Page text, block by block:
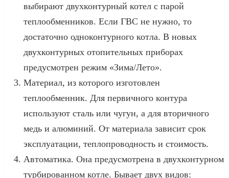
выбирают двухконтурный котел с парой
теплообменников. Если ГВС не нужно, то
достаточно одноконтурного котла. В новых
двухконтурных отопительных приборах
предусмотрен режим «Зима/Лето».
Материал, из которого изготовлен
теплообменник. Для первичного контура
используют сталь или чугун, а для вторичного
медь и алюминий. От материала зависит срок
эксплуатации, теплопроводность и стоимость.
Автоматика. Она предусмотрена в двухконтурном
турбированном котле. Бывает двух видов: